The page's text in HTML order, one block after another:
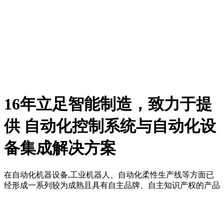
16年立足智能制造，致力于提
供 自动化控制系统与自动化设
备集成解决方案
在自动化机器设备,工业机器人、自动化柔性生产线等方面已
经形成一系列较为成熟且具有自主品牌、自主知识产权的产品